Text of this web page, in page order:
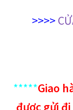
>>>>
*****Giao
được gửi